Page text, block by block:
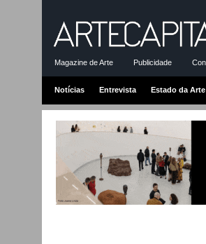
Magazine de Arte Publicidade
Notícias Entrevista Estado da Arte